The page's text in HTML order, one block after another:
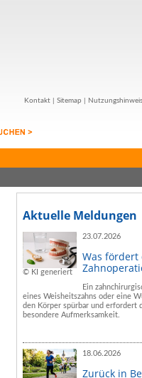
Kontakt Sitemap
Aktuelle Meldungen
© KI generiert
23.07.2026
Was
Ein
eines Weisheitszahns oder eine
den Körper spürbar und erfordert
besondere Aufmerksamkeit.
18.06.2026
Zurück in